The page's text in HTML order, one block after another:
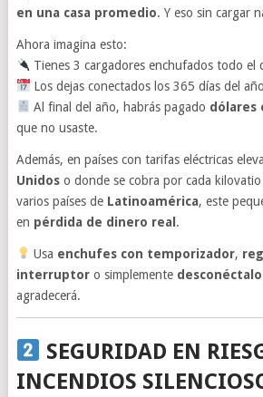
en una casa promedio. Y eso sin cargar
Ahora imagina esto:
Tienes 3 cargadores enchufados todo el
Los dejas conectados los 365 días del
Al final del año, habrás pagado dólares
que no usaste.
Además, en países con tarifas eléctricas
Unidoso donde se cobra por cada kilovatio
varios países de Latinoamérica, este
en pérdida de dinero real .
Usa enchufes con temporizador,
interruptoro simplemente
agradecerá.
SEGURIDAD EN
INCENDIOS